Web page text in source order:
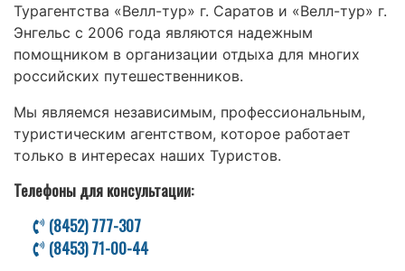
Турагентства «Велл-тур» г. Саратов и «Велл-тур» г.
Энгельс с 2006 года являются надежным
помощником в организации отдыха для многих
российских путешественников.
Мы являемся независимым, профессиональным,
туристическим агентством, которое работает
только в интересах наших Туристов.
Телефоны для консультации:
(8452) 777-307
(8453) 71-00-44